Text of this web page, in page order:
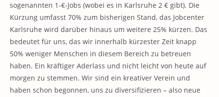
sogenannten 1-€-Jobs (wobei es in Karlsruhe 2 € gibt). Die
Kürzung umfasst 70% zum bisherigen Stand, das Jobcenter
Karlsruhe wird darüber hinaus um weitere 25% kürzen. Das
bedeutet für uns, das wir innerhalb kürzester Zeit knapp
50% weniger Menschen in diesem Bereich zu betreuen
haben. Ein kräftiger Aderlass und nicht leicht von heute auf
morgen zu stemmen. Wir sind ein kreativer Verein und
haben schon begonnen, uns zu diversifizieren – also neue